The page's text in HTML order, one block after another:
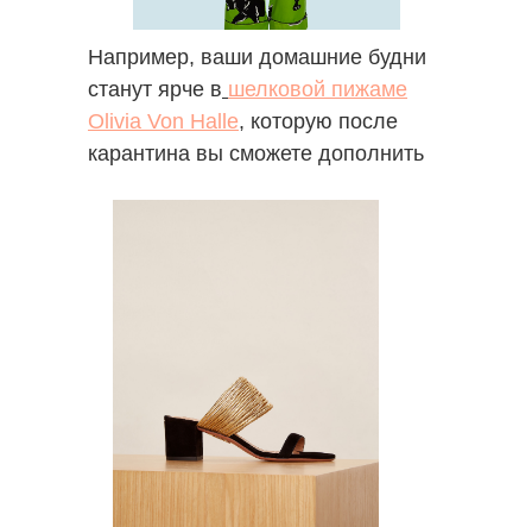
Например, ваши домашние будни
станут ярче в шелковой пижаме
Olivia Von Halle, которую после
карантина вы сможете дополнить